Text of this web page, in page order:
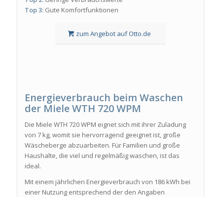
Top 3: Gute Komfortfunktionen
zum Angebot auf Otto.de
Energieverbrauch beim Waschen
der Miele WTH 720 WPM
Die Miele WTH 720 WPM eignet sich mit ihrer Zuladung
von 7 kg, womit sie hervorragend geeignet ist, große
Wäscheberge abzuarbeiten. Für Familien und große
Haushalte, die viel und regelmäßig waschen, ist das
ideal.
Mit einem jährlichen Energieverbrauch von 186 kWh bei
einer Nutzung entsprechend der den Angaben